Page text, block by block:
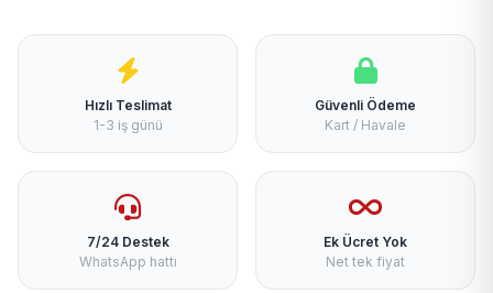
Hızlı Teslimat
1-3 iş günü
Güvenli Ödeme
Kart / Havale
7/24 Destek
WhatsApp hattı
Ek Ücret Yok
Net tek fiyat